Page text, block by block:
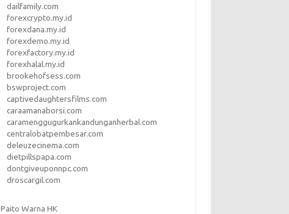
dailfamily.com
forexcrypto.my.id
forexdana.my.id
forexdemo.my.id
forexfactory.my.id
forexhalal.my.id
brookehofsess.com
bswproject.com
captivedaughtersfilms.com
caraamanaborsi.com
caramenggugurkankandunganherbal.com
centralobatpembesar.com
deleuzecinema.com
dietpillspapa.com
dontgiveuponnpc.com
droscargil.com
Paito Warna HK